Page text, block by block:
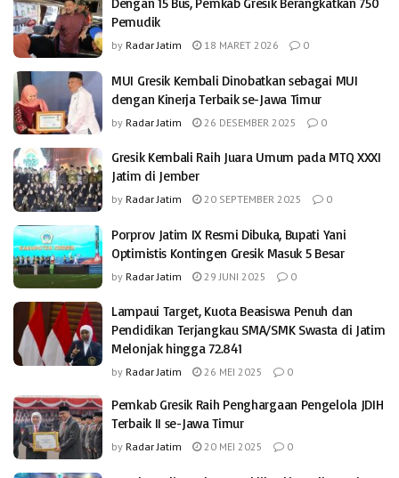
Pemudik
by Radar Jatim 18 MARET 2026 0
MUI Gresik Kembali Dinobatkan sebagai MUI
dengan Kinerja Terbaik se-Jawa Timur
by Radar Jatim 26 DESEMBER 2025 0
Gresik Kembali Raih Juara Umum pada MTQ XXXI
Jatim di Jember
by Radar Jatim 20 SEPTEMBER 2025 0
Porprov Jatim IX Resmi Dibuka, Bupati Yani
Optimistis Kontingen Gresik Masuk 5 Besar
by Radar Jatim 29 JUNI 2025 0
Lampaui Target, Kuota Beasiswa Penuh dan
Pendidikan Terjangkau SMA/SMK Swasta di Jatim
Melonjak hingga 72.841
by Radar Jatim 26 MEI 2025 0
Pemkab Gresik Raih Penghargaan Pengelola JDIH
Terbaik II se-Jawa Timur
by Radar Jatim 20 MEI 2025 0